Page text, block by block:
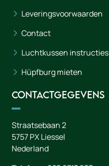
Leveringsvoorwaarden
Contact
Luchtkussen instructies
Hüpfburg mieten
Contactgegevens
Straatsebaan 2
5757 PXLiessel
Nederland